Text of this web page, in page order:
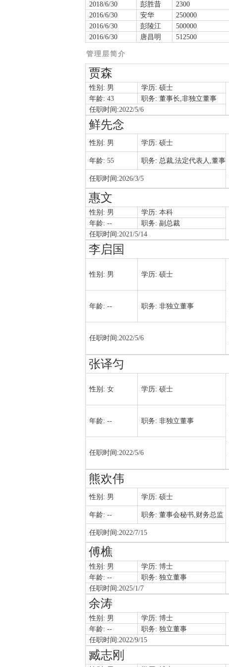
2018/6/30
彭胜昔 2300
2016/6/30
安华 250000
2016/6/30
彭陵江 500000
2016/6/30
唐昌明 512500
管理层简介
贾森
性别: 男 学历: 硕士
年龄: 43 职务: 董事长,非独立董事
任职时间:2022/5/6
鲜先念
性别: 男 学历: 硕士
年龄: 55 职务: 总裁,法定代表人,董事
任职时间:2026/3/5
惠文
性别: 男 学历: 本科
年龄: -- 职务: 副总裁
任职时间:2021/5/14
李启国
性别: 男 学历: 硕士
年龄: -- 职务: 非独立董事
任职时间:2022/5/6
张译匀
性别: 女 学历: 硕士
年龄: -- 职务: 非独立董事
任职时间:2022/5/6
熊欢伟
性别: 男 学历: 硕士
年龄: -- 职务: 董事会秘书,财务总监
任职时间:2022/7/15
傅樵
性别: 男 学历: 博士
年龄: -- 职务: 独立董事
任职时间:2025/1/7
余涛
性别: 男 学历: 博士
年龄: -- 职务: 独立董事
任职时间:2022/9/15
臧志刚